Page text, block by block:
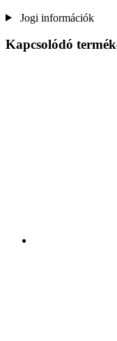
Jogi információk
Kapcsolódó